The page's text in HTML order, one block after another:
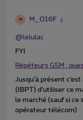
M M_016F
@lelulac
FYI
Répéteurs GSM :
Jusqu’à présent
(IBPT) d’utiliser ce
le marché (sauf si
opérateur télécom)